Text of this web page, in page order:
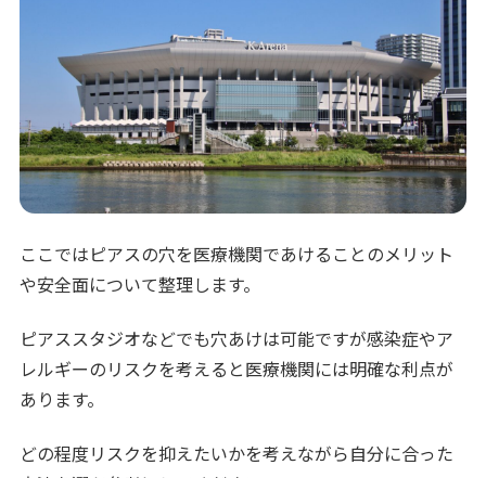
ここではピアスの穴を医療機関であけることのメリット
や安全面について整理します。
ピアススタジオなどでも穴あけは可能ですが感染症やア
レルギーのリスクを考えると医療機関には明確な利点が
あります。
どの程度リスクを抑えたいかを考えながら自分に合った